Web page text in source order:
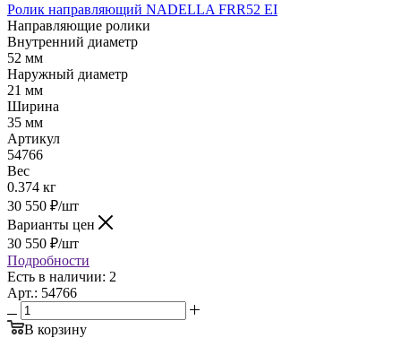
Ролик направляющий NADELLA FRR52 EI
Направляющие ролики
Внутренний диаметр
52 мм
Наружный диаметр
21 мм
Ширина
35 мм
Артикул
54766
Вес
0.374 кг
30 550 ₽/шт
Варианты цен
30 550 ₽/шт
Подробности
Есть в наличии: 2
Арт.: 54766
В корзину